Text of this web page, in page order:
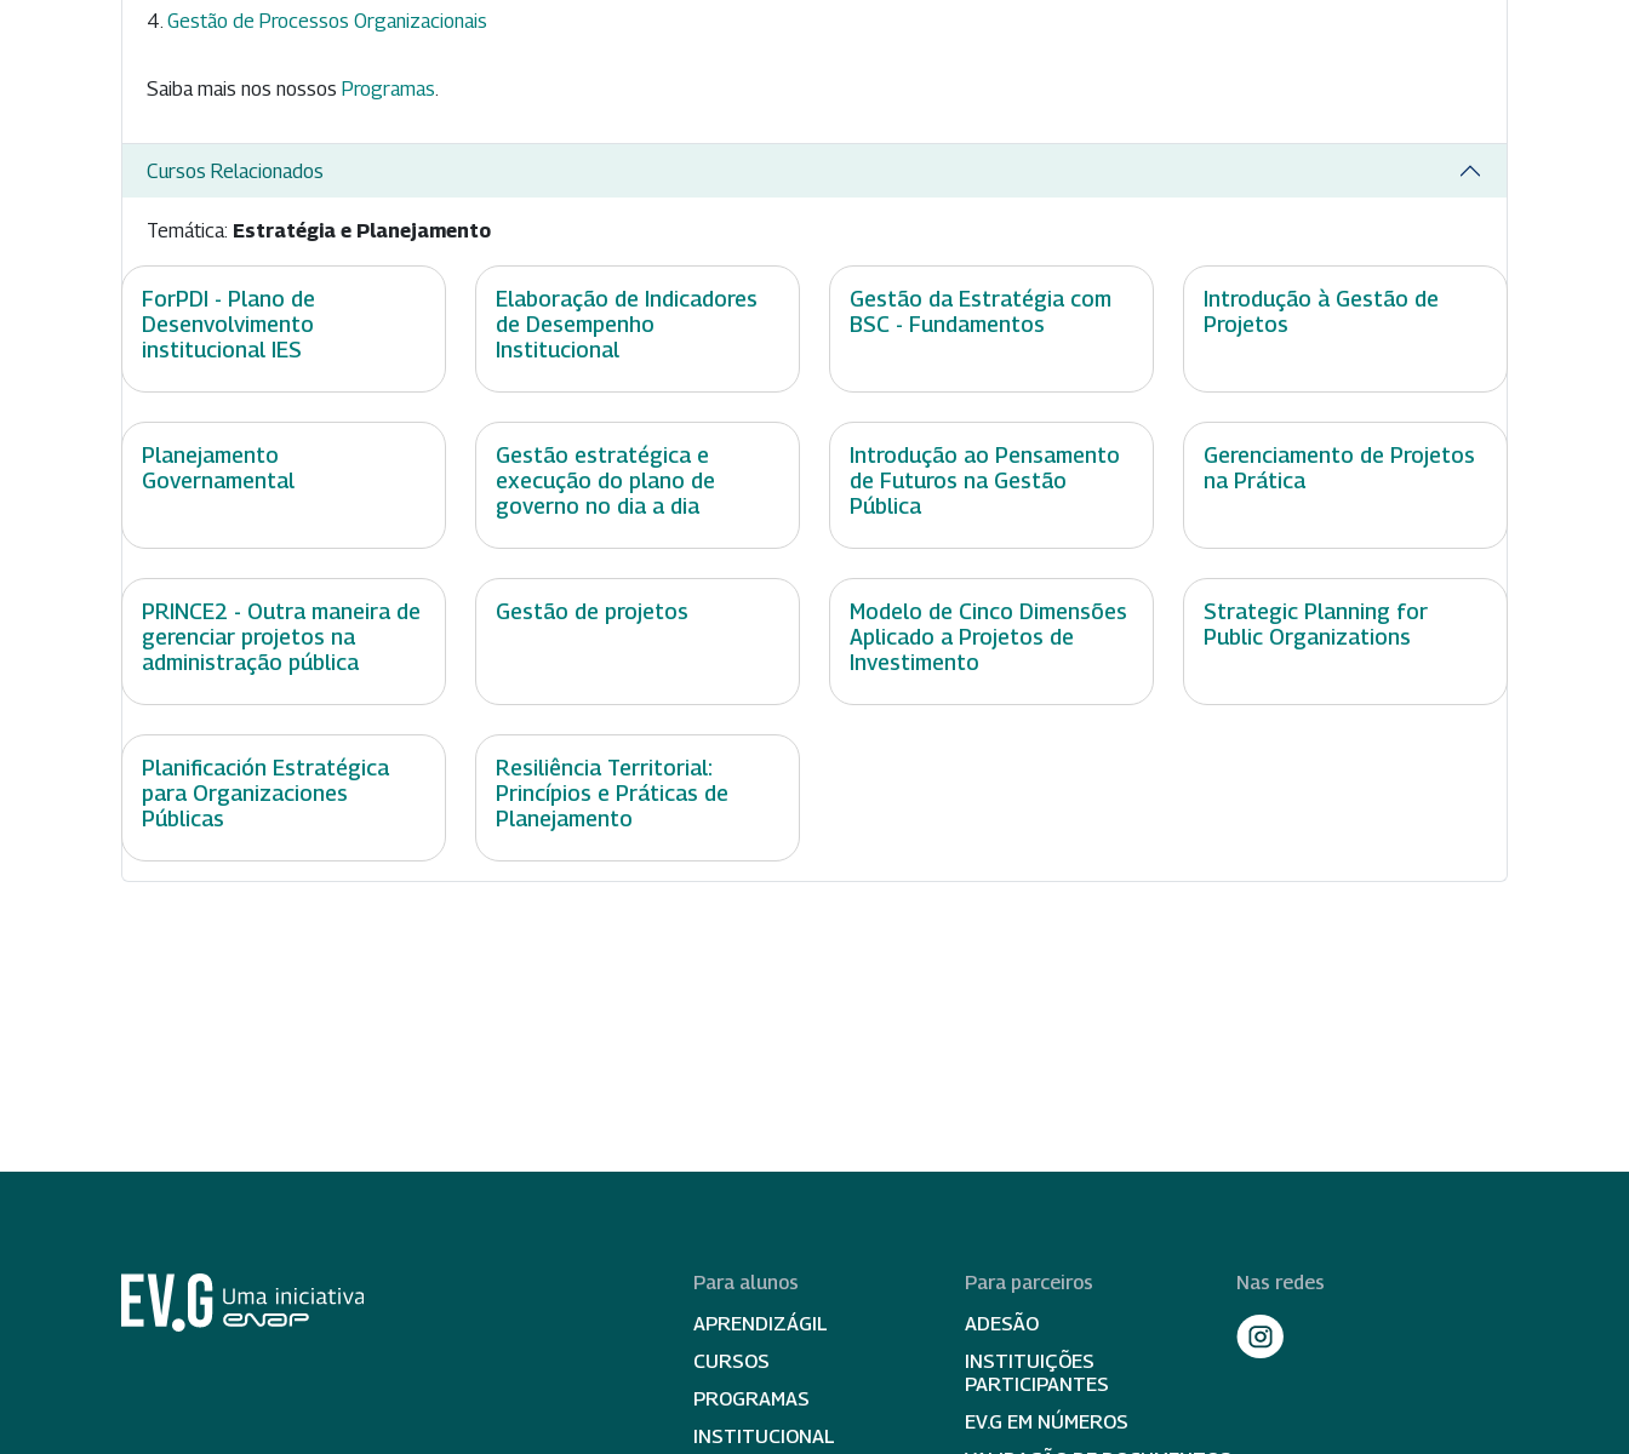
Gestão de Processos Organizacionais
Saiba mais nos nossos Programas.
Cursos Relacionados
Temática: Estratégia e Planejamento
ForPDI - Plano de
Desenvolvimento
institucional IES
Elaboração de Indicadores
de Desempenho
Institucional
Gestão da Estratégia com
BSC - Fundamentos
Introdução à Gestão de
Projetos
Planejamento
Governamental
Gestão estratégica e
execução do plano de
governo no dia a dia
Introdução ao Pensamento
de Futuros na Gestão
Pública
Gerenciamento de Projetos
na Prática
PRINCE2 - Outra maneira de
gerenciar projetos na
administração pública
Gestão de projetos
Modelo de Cinco Dimensões
Aplicado a Projetos de
Investimento
Strategic Planning for
Public Organizations
Planificación Estratégica
para Organizaciones
Públicas
Resiliência Territorial:
Princípios e Práticas de
Planejamento
Para alunos
APRENDIZÁGIL
CURSOS
PROGRAMAS
INSTITUCIONAL
Para parceiros
ADESÃO
INSTITUIÇÕES
PARTICIPANTES
EV.G EM NÚMEROS
Nas redes